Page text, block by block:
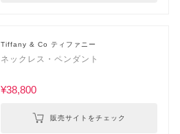
Tiffany & Co ティファニー
ネックレス・ペンダント
¥38,800
販売サイトをチェック